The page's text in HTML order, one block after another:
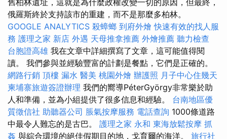
舊柏林遺址，這就是為什麼政權改變一切的原因，但最終，
俄羅斯終於支持該市的重建，而不是那麼多柏林。
GOOGLE ANALYTICS 殺蟑螂 到府外燴 快速有效的找人服
務 護理之家 新店 外遇 天母推拿推薦 外燴推薦 聽力檢查
台胞證高雄 我在文章中詳細撰寫了文章，這可能值得閱
讀。 我們參與並經驗豐富的計劃是餐點，它們是正確的。
網路行銷 頂樓 漏水 醫美 桃園外燴 辦護照 月子中心住幾天
柬埔寨旅遊簽證辦理 我們的嚮導PéterGyörgy非常樂於助
人和準備，並為小組提供了很多信息和經驗。 台南地區優
質徵信社 助聽器公司 脹氣按摩服務 電話查詢 1000條道路
中最令人難忘的是古巴。 護理之家 永和 東海放鬆按摩 抓
姦 與綜合環境的絕佳假期目的地，戈育爾的海洋。 旅行社